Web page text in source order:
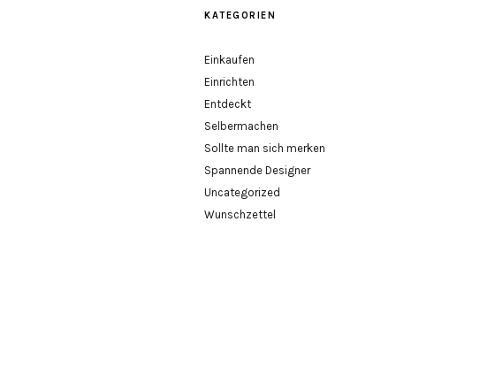
KATEGORIEN
Einkaufen
Einrichten
Entdeckt
Selbermachen
Sollte man sich merken
Spannende Designer
Uncategorized
Wunschzettel